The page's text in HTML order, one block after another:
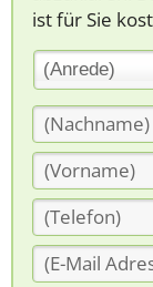
ist für Sie
(Anrede)